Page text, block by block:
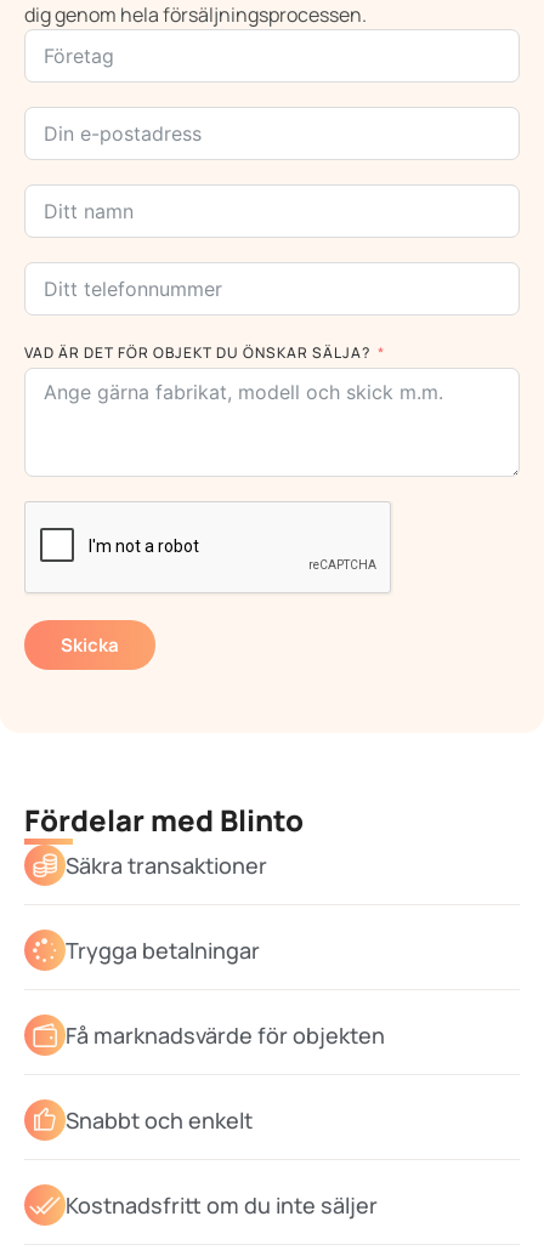
dig genom hela försäljningsprocessen.
VAD ÄR DET FÖR OBJEKT DU ÖNSKAR SÄLJA?
Skicka
Fördelar med Blinto
Säkra transaktioner
Trygga betalningar
Få marknadsvärde för objekten
Snabbt och enkelt
Kostnadsfritt om du inte säljer